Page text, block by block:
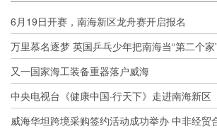
6月19日开赛，南海新区龙舟赛开启报名
万里慕名逐梦 英国乒乓少年把南海当“第二个家
又一国家海工装备重器落户威海
中央电视台《健康中国·行天下》走进南海新区
威海华坦跨境采购签约活动成功举办 中非经贸